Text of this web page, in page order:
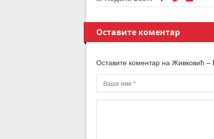
Оставите коментар
Оставите коментар на Живковић